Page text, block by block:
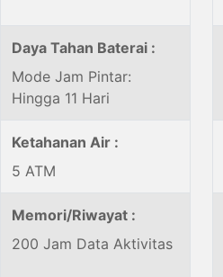
Daya Tahan Baterai :
Mode Jam Pintar:
Hingga 11 Hari
Ketahanan Air :
5 ATM
Memori/Riwayat :
200 Jam Data Aktivitas